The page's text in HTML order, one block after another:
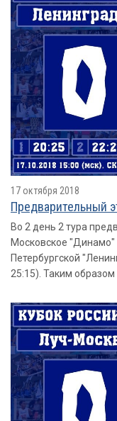
17 октября 2018
Предварительный
Во 2 день 2 тура
Московское "Динамо"
Петербургской
25:15). Таким